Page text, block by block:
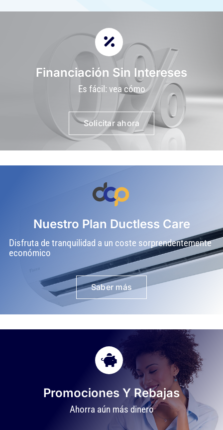
Financiación Sin Intereses
Es fácil: vea cómo
Solicitar ahora
Nuestro Plan Ductless Care
Disfruta de tranquilidad a un coste sorprendentemente
económico
Saber más
Promociones Y Rebajas
Ahorra aún más dinero